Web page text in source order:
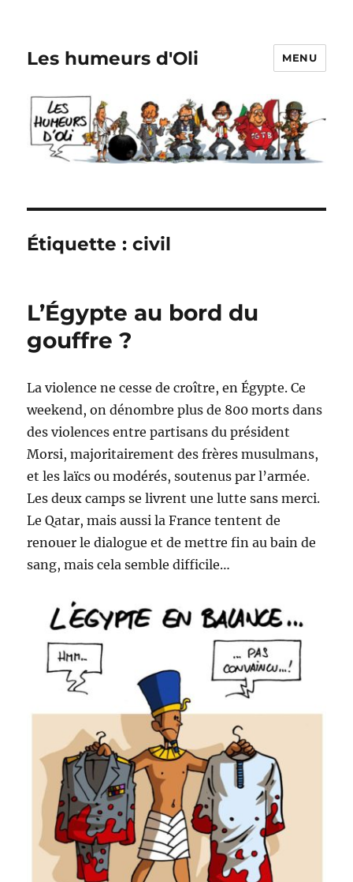
Les humeurs d'Oli MENU
Étiquette :civil
L’Égypte au bord du
gouffre ?
La violence ne cesse de croître, en Égypte. Ce
weekend, on dénombre plus de 800 morts dans
des violences entre partisans du président
Morsi, majoritairement des frères musulmans,
et les laïcs ou modérés, soutenus par l’armée.
Les deux camps se livrent une lutte sans merci.
Le Qatar, mais aussi la France tentent de
renouer le dialogue et de mettre fin au bain de
sang, mais cela semble difficile…